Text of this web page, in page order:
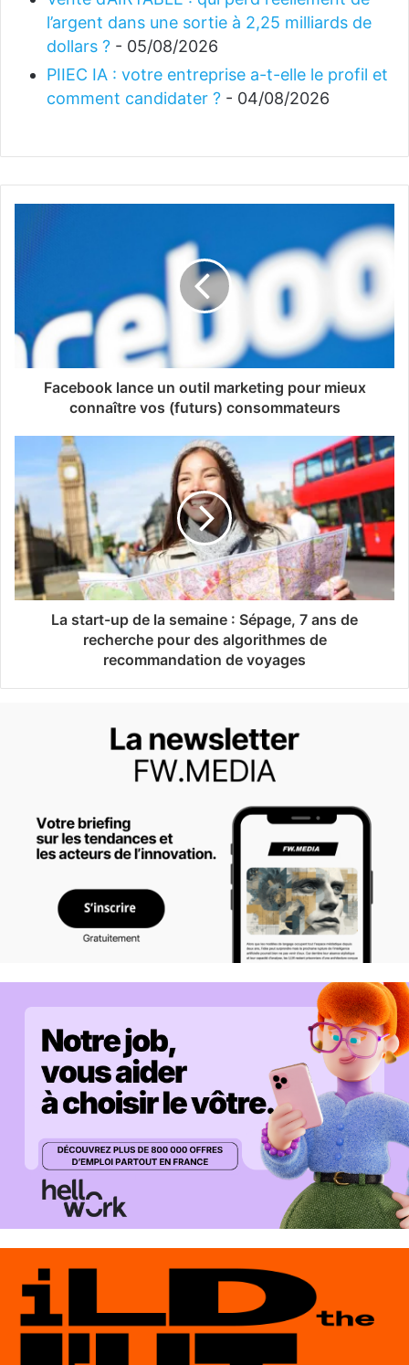
l’argent dans une sortie à 2,25 milliards de
dollars ? - 05/08/2026
PIIEC IA : votre entreprise a-t-elle le profil et
comment candidater ? - 04/08/2026
Facebook lance un outil marketing pour mieux
connaître vos (futurs) consommateurs
La start-up de la semaine : Sépage, 7 ans de
recherche pour des algorithmes de
recommandation de voyages